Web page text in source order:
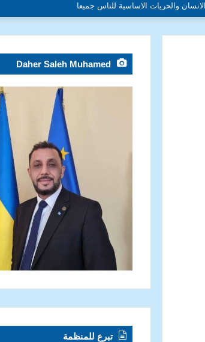
العنف والتطرف والتمييز العنصري
Daher Saleh Muhamed
تبرع للمنظمة